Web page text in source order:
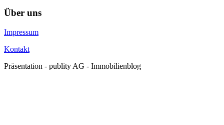
Über uns
Impressum
Kontakt
Präsentation - publity AG - Immobilienblog